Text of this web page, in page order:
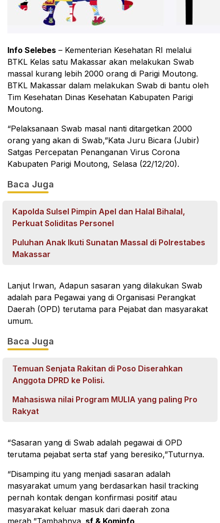
Info Selebes – Kementerian Kesehatan RI melalui
BTKL Kelas satu Makassar akan melakukan Swab
massal kurang lebih 2000 orang di Parigi Moutong.
BTKL Makassar dalam melakukan Swab di bantu oleh
Tim Kesehatan Dinas Kesehatan Kabupaten Parigi
Moutong.
“Pelaksanaan Swab masal nanti ditargetkan 2000
orang yang akan di Swab,”Kata Juru Bicara (Jubir)
Satgas Percepatan Penanganan Virus Corona
Kabupaten Parigi Moutong, Selasa (22/12/20).
Baca Juga
Kapolda Sulsel Pimpin Apel dan Halal Bihalal,
Perkuat Soliditas Personel
Puluhan Anak Ikuti Sunatan Massal di Polrestabes
Makassar
Lanjut Irwan, Adapun sasaran yang dilakukan Swab
adalah para Pegawai yang di Organisasi Perangkat
Daerah (OPD) terutama para Pejabat dan masyarakat
umum.
Baca Juga
Temuan Senjata Rakitan di Poso Diserahkan
Anggota DPRD ke Polisi.
Mahasiswa nilai Program MULIA yang paling Pro
Rakyat
“Sasaran yang di Swab adalah pegawai di OPD
terutama pejabat serta staf yang beresiko,”Tuturnya.
“Disamping itu yang menjadi sasaran adalah
masyarakat umum yang berdasarkan hasil tracking
pernah kontak dengan konfirmasi positif atau
masyarakat keluar masuk dari daerah zona
merah,”Tambahnya. sf & Kominfo